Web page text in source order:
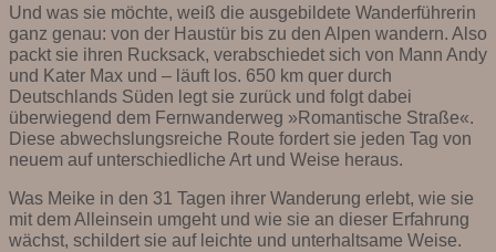
Und was sie möchte, weiß die ausgebildete Wanderführerin
ganz genau: von der Haustür bis zu den Alpen wandern. Also
packt sie ihren Rucksack, verabschiedet sich von Mann Andy
und Kater Max und – läuft los. 650 km quer durch
Deutschlands Süden legt sie zurück und folgt dabei
überwiegend dem Fernwanderweg »Romantische Straße«.
Diese abwechslungsreiche Route fordert sie jeden Tag von
neuem auf unterschiedliche Art und Weise heraus.
Was Meike in den 31 Tagen ihrer Wanderung erlebt, wie sie
mit dem Alleinsein umgeht und wie sie an dieser Erfahrung
wächst, schildert sie auf leichte und unterhaltsame Weise.